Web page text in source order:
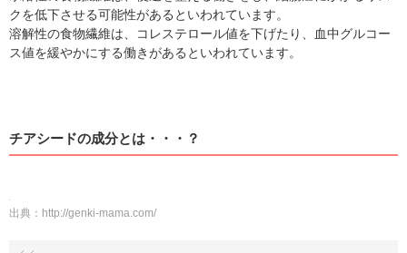
クを低下させる可能性があるといわれています。
溶解性の食物繊維は、コレステロール値を下げたり、血中グルコー
ス値を緩やかにする働きがあるといわれています。
チアシードの成分とは・・・？
出典： http://genki-mama.com/